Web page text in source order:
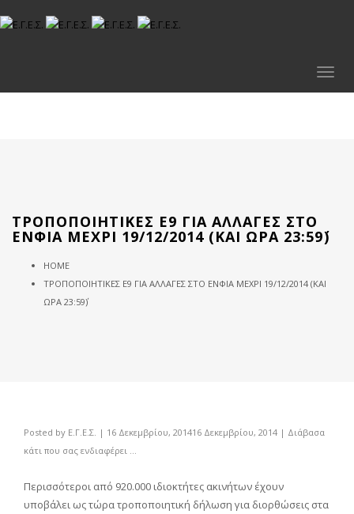
Toggle
ΤΡΟΠΟΠΟΙΗΤΙΚΈΣ Ε9 ΓΙΑ ΑΛΛΑΓΈΣ ΣΤΟ
ΕΝΦΙΑ ΜΈΧΡΙ 19/12/2014 (ΚΑΙ ΏΡΑ 23:59΄)
HOME
ΤΡΟΠΟΠΟΙΗΤΙΚΈΣ Ε9 ΓΙΑ ΑΛΛΑΓΈΣ ΣΤΟ ΕΝΦΙΑ ΜΈΧΡΙ 19/12/2014 (ΚΑΙ
ΏΡΑ 23:59΄)
Posted by Ε.Γ.Ε.Σ. | 16 Δεκεμβρίου, 201416 Δεκεμβρίου, 2014 | Διάβασα
κάτι που σας ενδιαφέρει ...
Περισσότεροι από 920.000 ιδιοκτήτες ακινήτων έχουν
υποβάλει ως τώρα τροποποιητική δήλωση για διορθώσεις στα